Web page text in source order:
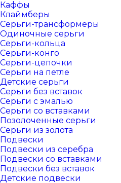
Каффы
Клаймберы
Серьги-трансформеры
Одиночные серьги
Серьги-кольца
Серьги-конго
Серьги-цепочки
Серьги на петле
Детские серьги
Серьги без вставок
Серьги с эмалью
Серьги со вставками
Позолоченные серьги
Серьги из золота
Подвески
Подвески из серебра
Подвески со вставками
Подвески без вставок
Детские подвески